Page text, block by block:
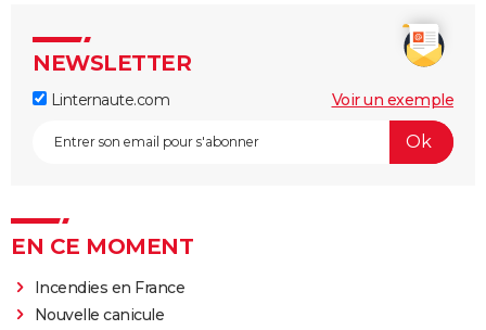
NEWSLETTER
Linternaute.com Voir un exemple
EN CE MOMENT
Incendies en France
Nouvelle canicule